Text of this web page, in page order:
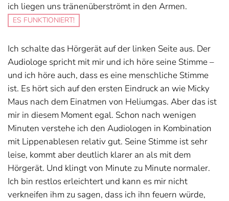
ich liegen uns tränenüberströmt in den Armen.
ES FUNKTIONIERT!
Ich schalte das Hörgerät auf der linken Seite aus. Der
Audiologe spricht mit mir und ich höre seine Stimme –
und ich höre auch, dass es eine menschliche Stimme
ist. Es hört sich auf den ersten Eindruck an wie Micky
Maus nach dem Einatmen von Heliumgas. Aber das ist
mir in diesem Moment egal. Schon nach wenigen
Minuten verstehe ich den Audiologen in Kombination
mit Lippenablesen relativ gut. Seine Stimme ist sehr
leise, kommt aber deutlich klarer an als mit dem
Hörgerät. Und klingt von Minute zu Minute normaler.
Ich bin restlos erleichtert und kann es mir nicht
verkneifen ihm zu sagen, dass ich ihn feuern würde,